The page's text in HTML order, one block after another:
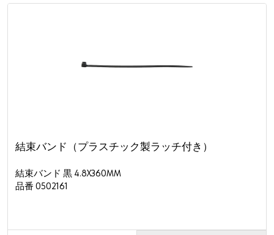
結束バンド（プラスチック製ラッチ付き）
結束バンド 黒 4.8X360MM
品番 0502161